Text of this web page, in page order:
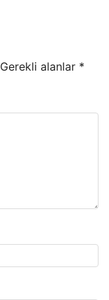
Gerekli alanlar *